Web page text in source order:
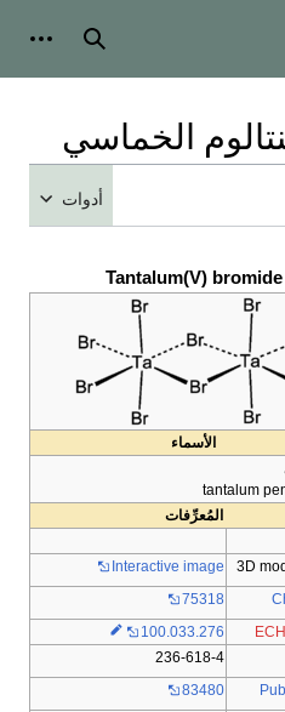
بحث
الخماسي
أدوات
Tantalum(V) bromide
الأسماء
tantalum
المُعرِّفات
3D
Interactive image
75318
100.033.276
236-618-4
83480